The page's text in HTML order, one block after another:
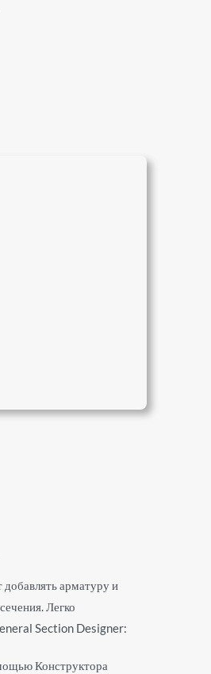
арматуру и
Легко
Section Designer:
Конструктора